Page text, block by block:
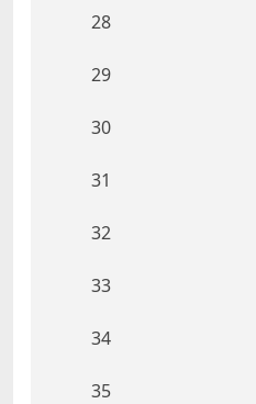
28
29
30
31
32
33
34
35